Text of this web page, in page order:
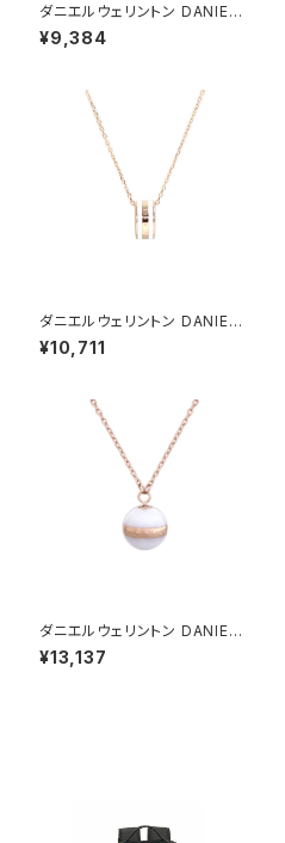
ダニエルウェリントン DANIEL
WELLINGTON バングル ブレ
スレット レディース DW00400
ゴールド ホワイト
¥9,384
ダニエルウェリントン DANIEL
WELLINGTON ネックレス レ
ディース DW00400153 エラ
¥10,711
ダニエルウェリントン DANIEL
WELLINGTON ネックレス レ
ディース DW00400157 アス
¥13,137